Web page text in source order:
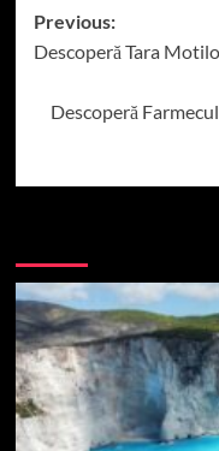
Post
navigation
Previous:
Descoperă Tara
Descoperă